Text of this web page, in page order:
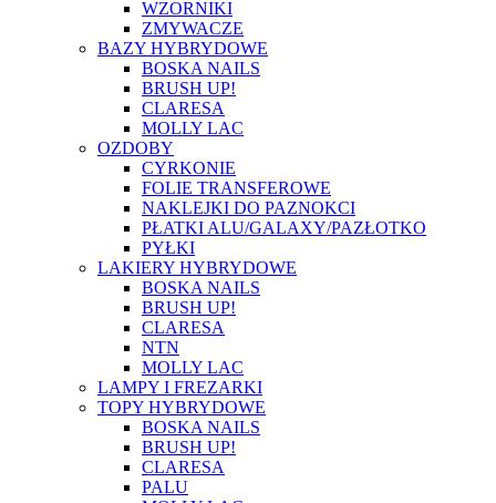
WZORNIKI
ZMYWACZE
BAZY HYBRYDOWE
BOSKA NAILS
BRUSH UP!
CLARESA
MOLLY LAC
OZDOBY
CYRKONIE
FOLIE TRANSFEROWE
NAKLEJKI DO PAZNOKCI
PŁATKI ALU/GALAXY/PAZŁOTKO
PYŁKI
LAKIERY HYBRYDOWE
BOSKA NAILS
BRUSH UP!
CLARESA
NTN
MOLLY LAC
LAMPY I FREZARKI
TOPY HYBRYDOWE
BOSKA NAILS
BRUSH UP!
CLARESA
PALU